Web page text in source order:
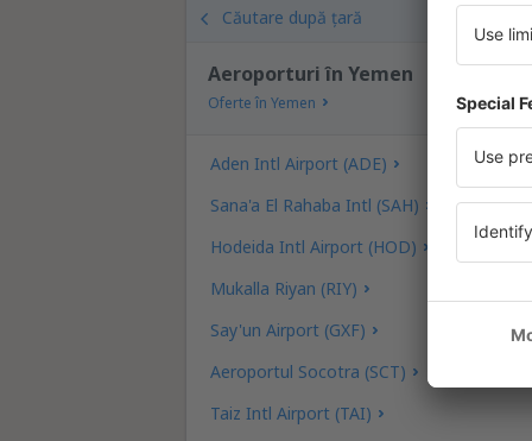
Căutare după țară
Aeroporturi în Yemen
Oferte în Yemen
Aden Intl Airport (ADE)
Sana'a El Rahaba Intl (SAH)
Hodeida Intl Airport (HOD)
Mukalla Riyan (RIY)
Say'un Airport (GXF)
Aeroportul Socotra (SCT)
Taiz Intl Airport (TAI)